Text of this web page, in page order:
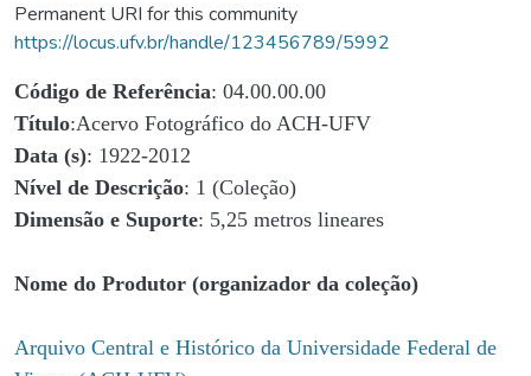
Permanent URI for this community
https://locus.ufv.br/handle/123456789/5992
Código de Referência: 04.00.00.00
Título:Acervo Fotográfico do ACH-UFV
Data (s): 1922-2012
Nível de Descrição: 1 (Coleção)
Dimensão e Suporte: 5,25 metros lineares
Nome do Produtor (organizador da coleção)
Arquivo Central e Histórico da Universidade Federal de